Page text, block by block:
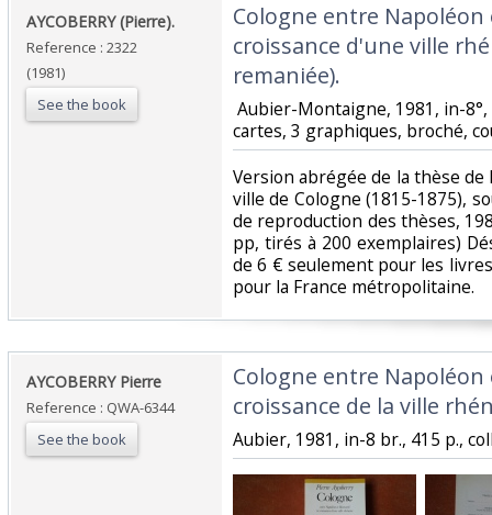
‎AYCOBERRY (Pierre).‎
Reference : 2322
(1981)
See the book
‎Cologne entre Napoléon
croissance d'une ville
remaniée).‎
Aubier-Montaigne, 1981, in-
cartes, 3 graphiques, broché,
‎Version abrégée de la thèse
ville de Cologne (1815-1875),
de reproduction des thèses,
pp, tirés à 200 exemplaires)
de 6 € seulement pour les
pour la France métropolitaine.‎
‎AYCOBERRY Pierre ‎
Reference : QWA-6344
See the book
‎Cologne entre Napoléon
croissance de la ville
‎Aubier, 1981, in-8 br., 415 p.,